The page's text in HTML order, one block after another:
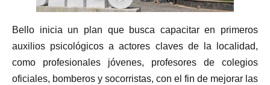
Bello inicia un plan que busca capacitar en primeros
auxilios psicológicos a actores claves de la localidad,
como profesionales jóvenes, profesores de colegios
oficiales, bomberos y socorristas, con el fin de mejorar las